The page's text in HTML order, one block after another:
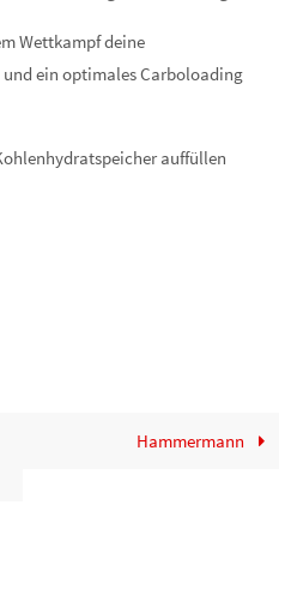
Wettkampf deine
ein optimales Carboloading
auffüllen
Hammermann